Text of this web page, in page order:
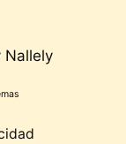
Nallely